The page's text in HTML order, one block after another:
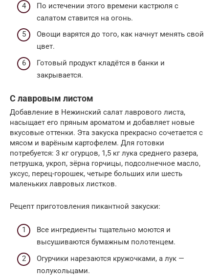
По истечении этого времени кастрюля с
салатом ставится на огонь.
Овощи варятся до того, как начнут менять свой
цвет.
Готовый продукт кладётся в банки и
закрывается.
С лавровым листом
Добавление в Нежинский салат лаврового листа,
насыщает его пряным ароматом и добавляет новые
вкусовые оттенки. Эта закуска прекрасно сочетается с
мясом и варёным картофелем. Для готовки
потребуется: 3 кг огурцов, 1,5 кг лука среднего разера,
петрушка, укроп, зёрна горчицы, подсолнечное масло,
уксус, перец-горошек, четыре больших или шесть
маленьких лавровых листков.
Рецепт приготовления пикантной закуски:
Все ингредиенты тщательно моются и
высушиваются бумажным полотенцем.
Огурчики нарезаются кружочками, а лук —
полукольцами.